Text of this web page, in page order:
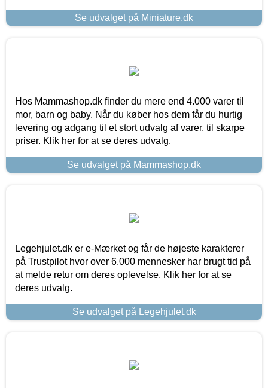
Se udvalget på Miniature.dk
Hos Mammashop.dk finder du mere end 4.000 varer til
mor, barn og baby. Når du køber hos dem får du hurtig
levering og adgang til et stort udvalg af varer, til skarpe
priser. Klik her for at se deres udvalg.
Se udvalget på Mammashop.dk
Legehjulet.dk er e-Mærket og får de højeste karakterer
på Trustpilot hvor over 6.000 mennesker har brugt tid på
at melde retur om deres oplevelse. Klik her for at se
deres udvalg.
Se udvalget på Legehjulet.dk